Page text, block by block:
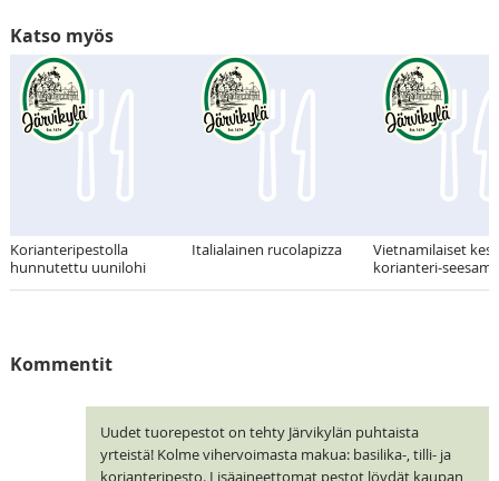
Katso myös
Korianteripestolla
hunnutettu uunilohi
Italialainen rucolapizza
Vietnamilaiset
korianteri-
Kommentit
Uudet tuorepestot on tehty Järvikylän puhtaista
yrteistä! Kolme vihervoimasta makua: basilika-, tilli- ja
korianteripesto. Lisäaineettomat pestot löydät kaupan